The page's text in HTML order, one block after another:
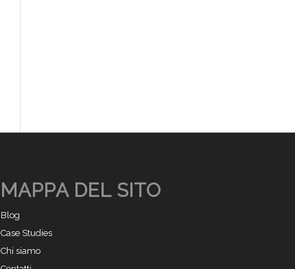
MAPPA DEL SITO
Blog
Case Studies
Chi siamo